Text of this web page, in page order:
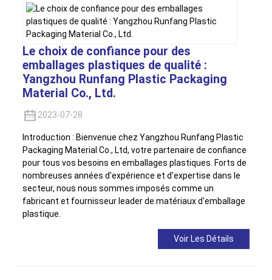
Le choix de confiance pour des
emballages plastiques de qualité :
Yangzhou Runfang Plastic Packaging
Material Co., Ltd.
2023-07-28
Introduction : Bienvenue chez Yangzhou Runfang Plastic
Packaging Material Co., Ltd, votre partenaire de confiance
pour tous vos besoins en emballages plastiques. Forts de
nombreuses années d'expérience et d'expertise dans le
secteur, nous nous sommes imposés comme un
fabricant et fournisseur leader de matériaux d'emballage
plastique.
Voir Les Détails